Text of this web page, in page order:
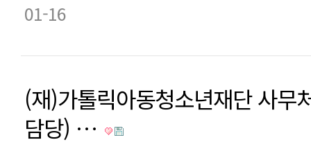
01-16
(재)가톨릭아동청소년재단 사무
담당) …